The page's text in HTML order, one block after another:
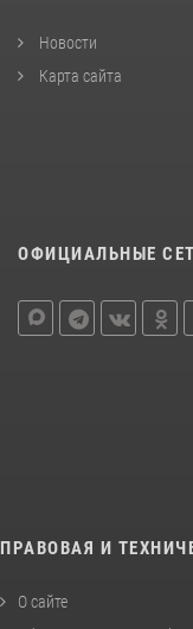
Новости
Карта сайта
ОФИЦИАЛЬНЫЕ
ПРАВОВАЯ И
О сайте